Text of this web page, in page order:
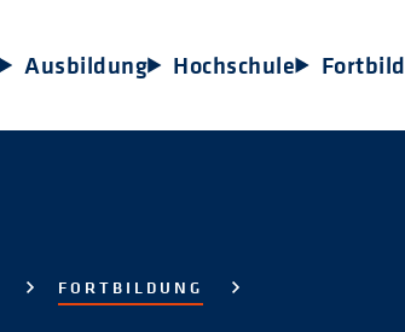
Ausbildung Hochschule
FORTBILDUNG